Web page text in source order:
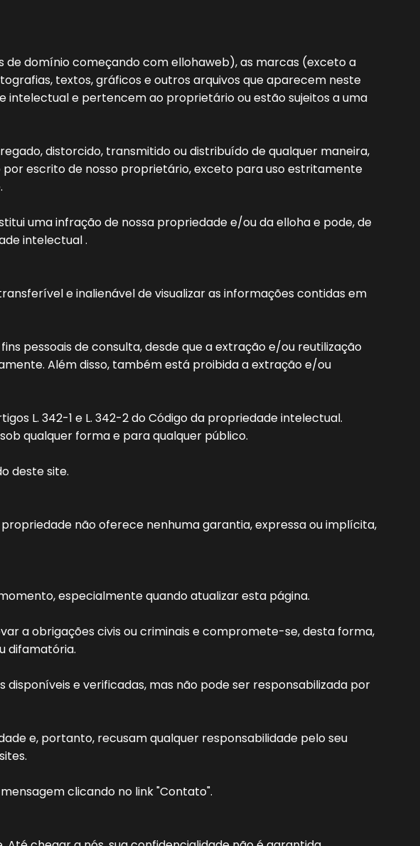
domínio começando com ellohaweb), as marcas (exceto a
textos, gráficos e outros arquivos que aparecem neste
e pertencem ao proprietário ou estão sujeitos a uma
distorcido, transmitido ou distribuído de qualquer maneira,
escrito de nosso proprietário, exceto para uso estritamente
uma infração de nossa propriedade e/ou da elloha e pode, de
intelectual .
e inalienável de visualizar as informações contidas em
pessoais de consulta, desde que a extração e/ou reutilização
Além disso, também está proibida a extração e/ou
L. 342-1 e L. 342-2 do Código da propriedade intelectual.
qualquer forma e para qualquer público.
deste site.
não oferece nenhuma garantia, expressa ou implícita,
especialmente quando atualizar esta página.
a obrigações civis ou criminais e compromete-se, desta forma,
difamatória.
e verificadas, mas não pode ser responsabilizada por
e, portanto, recusam qualquer responsabilidade pelo seu
clicando no link "Contato".